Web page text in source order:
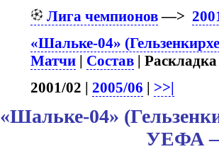
Лига чемпионов—>
«Шальке-04»
Матчи | Состав |
2001/02 | 2005/06 | >>|
«Шальке-04»
УЕФА –